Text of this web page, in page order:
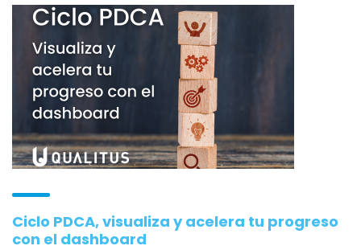
Ciclo PDCA, visualiza y acelera tu progreso
con el dashboard